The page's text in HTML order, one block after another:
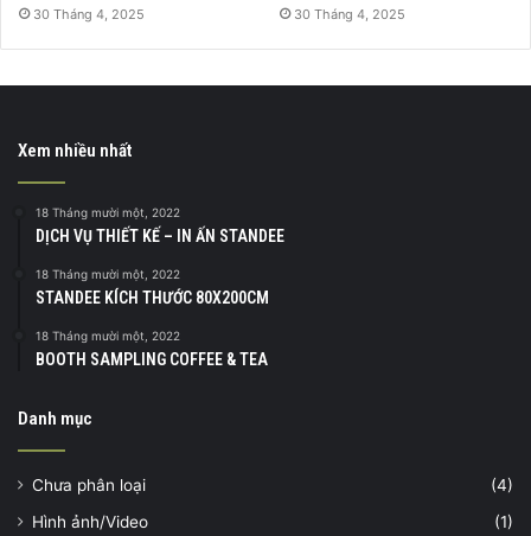
30 Tháng 4, 2025 30 Tháng 4, 2025
Xem nhiều nhất
18 Tháng mười một, 2022
DỊCH VỤ THIẾT KẾ – IN ẤN STANDEE
18 Tháng mười một, 2022
STANDEE KÍCH THƯỚC 80X200CM
18 Tháng mười một, 2022
BOOTH SAMPLING COFFEE & TEA
Danh mục
Chưa phân loại
(4)
Hình ảnh/Video
(1)